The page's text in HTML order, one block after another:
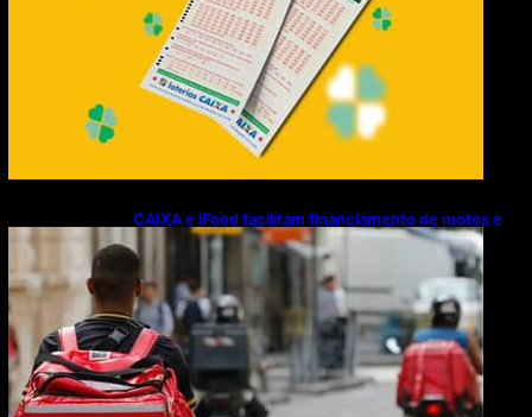
CAIXA e iFood facilitam financiamento de motos e
bicicletas elétricas para entregadores